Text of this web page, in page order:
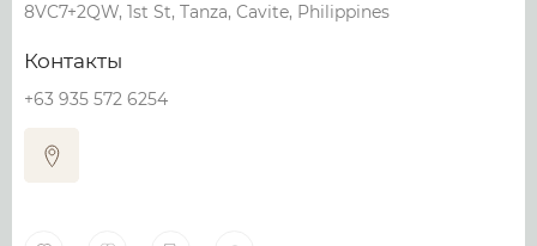
8VC7+2QW, 1st St, Tanza, Cavite, Philippines
Контакты
+63 935 572 6254